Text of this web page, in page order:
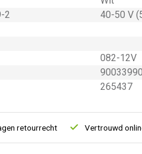
2
40-50 V
082-12V
265437
retourrecht Vertrouwd online